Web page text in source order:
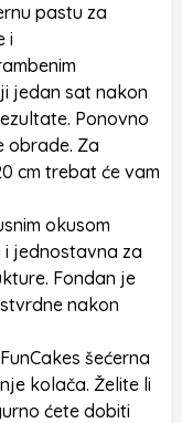
pastu za
i
jedan sat nakon
Ponovno
obrade. Za
cm trebat će vam
okusom
jednostavna za
Fondan je
nakon
šećerna
kolača. Želite li
ćete dobiti